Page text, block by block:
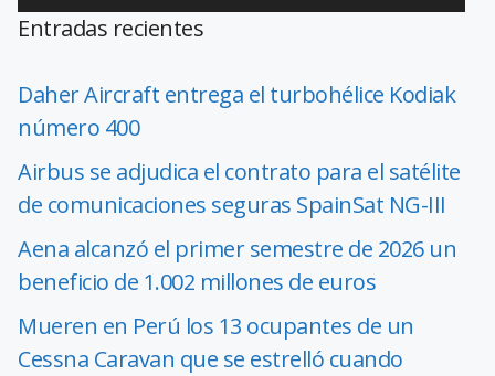
Entradas recientes
Daher Aircraft entrega el turbohélice Kodiak
número 400
Airbus se adjudica el contrato para el satélite
de comunicaciones seguras SpainSat NG-III
Aena alcanzó el primer semestre de 2026 un
beneficio de 1.002 millones de euros
Mueren en Perú los 13 ocupantes de un
Cessna Caravan que se estrelló cuando